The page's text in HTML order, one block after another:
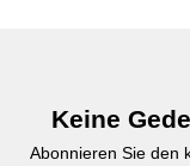
Keine
Abonnieren Sie den